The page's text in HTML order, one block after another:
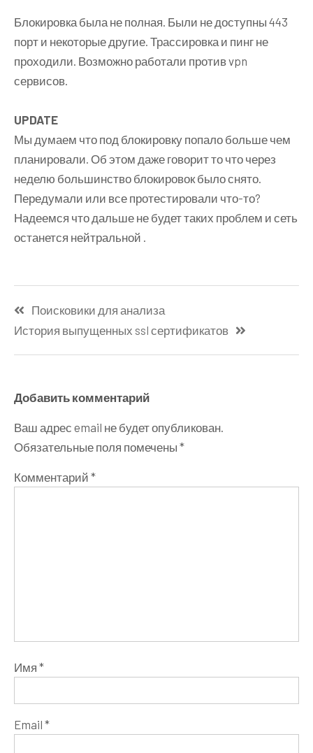
Блокировка была не полная. Были не доступны 443
порт и некоторые другие. Трассировка и пинг не
проходили. Возможно работали против vpn
сервисов.
UPDATE
Мы думаем что под блокировку попало больше чем
планировали. Об этом даже говорит то что через
неделю большинство блокировок было снято.
Передумали или все протестировали что-то?
Надеемся что дальше не будет таких проблем и сеть
останется нейтральной .
Поисковики для анализа
История выпущенных ssl сертификатов
Добавить комментарий
Ваш адрес email не будет опубликован.
Обязательные поля помечены *
Комментарий *
Имя *
Email *